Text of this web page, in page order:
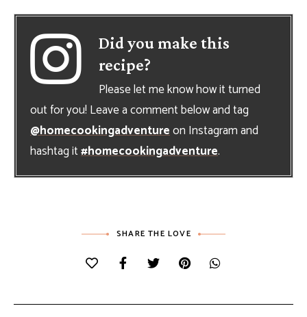
Did you make this
recipe?
Please let me know how it turned
out for you! Leave a comment below and tag
@homecookingadventureon Instagram and
hashtag it#homecookingadventure.
SHARE THE LOVE